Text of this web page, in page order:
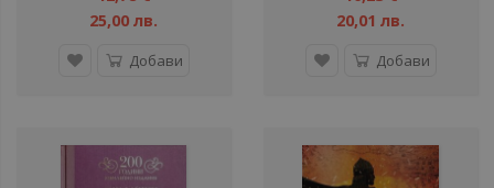
25,00 лв.
Добави
20,01 лв.
Добави